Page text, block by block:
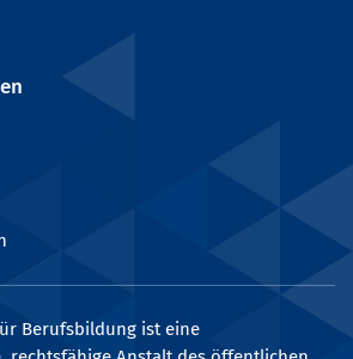
Berufsbildung ist eine